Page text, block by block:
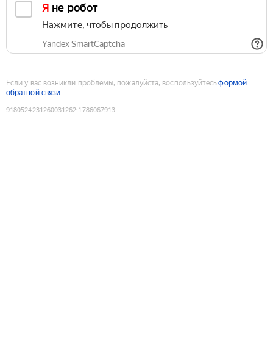
Я не робот
Нажмите, чтобы продолжить
Yandex SmartCaptcha
Если у вас возникли проблемы, пожалуйста, воспользуйтесьформой
обратной связи
9180524231260031262:1786067913